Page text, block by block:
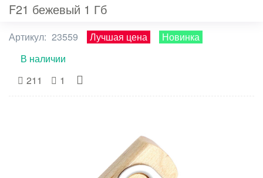
F21 бежевый 1 Гб
Артикул: 23559 Лучшая цена
Новинка
В наличии
211
1